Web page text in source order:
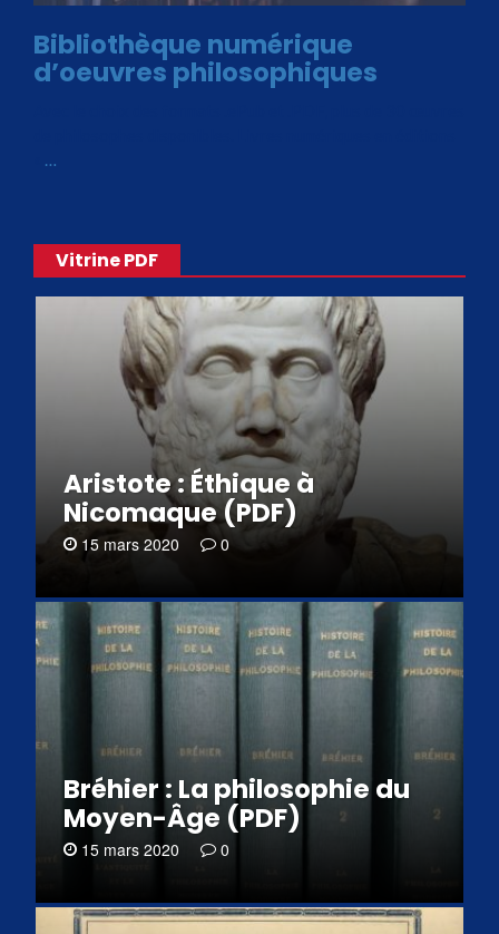
Bibliothèque numérique
d’oeuvres philosophiques
…
Vitrine PDF
Aristote : Éthique à
Nicomaque (PDF)
15 mars 2020 0
Bréhier : La philosophie du
Moyen-Âge (PDF)
15 mars 2020 0